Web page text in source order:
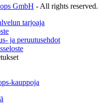
GmbH - All rights reserved.
tarjoaja
ja peruutusehdot
kauppoja